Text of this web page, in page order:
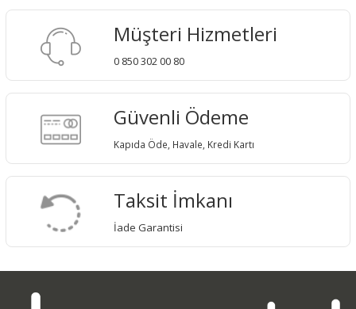
Müşteri Hizmetleri
0 850 302 00 80
Güvenli Ödeme
Kapıda Öde, Havale, Kredi Kartı
Taksit İmkanı
İade Garantisi